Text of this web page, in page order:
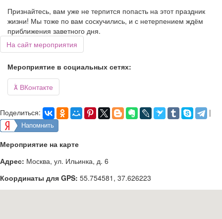
Признайтесь, вам уже не терпится попасть на этот праздник
жизни! Мы тоже по вам соскучились, и с нетерпением ждём
приближения заветного дня.
На сайт мероприятия
Мероприятие в социальных сетях:
 ВКонтакте
Поделиться: |
Напомнить
Мероприятие на карте
Адрес: Москва, ул. Ильинка, д. 6
Координаты для GPS: 55.754581 , 37.626223